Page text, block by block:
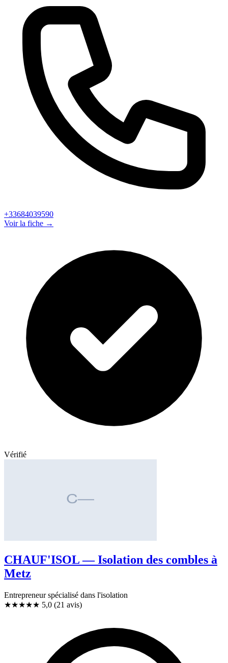
+33684039590
Voir la fiche →
Vérifié
CHAUF'ISOL — Isolation des combles à
Metz
Entrepreneur spécialisé dans l'isolation
★★★★★ 5,0 (21 avis)